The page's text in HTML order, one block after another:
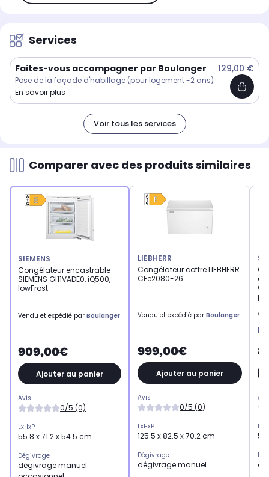
Services
Faites-vous accompagner par Boulanger 129,00 €
Pose de la façade d'habillage (pour logement -2 ans)
En savoir plus
Voir tous les services
Comparer avec des produits similaires
SIEMENS
Congélateur encastrable
SIEMENS GI11VADE0, iQ500,
lowFrost
Vendu et expédié par Boulanger
909,00€
Ajouter au panier
Avis
0/5 (0)
LxHxP
55.8 x 71.2 x 54.5 cm
Dégivrage
dégivrage manuel
LIEBHERR
Congélateur coffre LIEBHERR
CFe2080-26
Vendu et expédié par Boulanger
999,00€
Ajouter au panier
Avis
0/5 (0)
LxHxP
125.5 x 82.5 x 70.2 cm
Dégivrage
dégivrage manuel